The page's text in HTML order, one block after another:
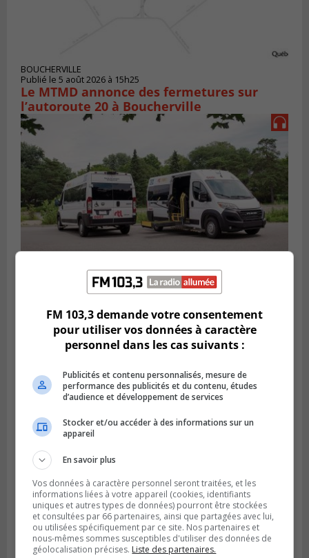
BOUCHERVILLE
Publié le 5 août 2026 à 15h25
Le MTMD annonce des fermetures sur
l’autoroute 20 à Boucherville
VIEUX-LONGUEUIL
Le RTL dévoile sa nouvelle flotte de
transport adapté
BROSSARD
Publié le 31 juillet 2026 à 12h00
Le transport à la demande du RTL prend
de l’expansion à Brossard
FM 103,3 demande votre consentement
pour utiliser vos données à caractère
personnel dans les cas suivants :
Publicités et contenu personnalisés, mesure de
performance des publicités et du contenu, études
d’audience et développement de services
Stocker et/ou accéder à des informations sur un
appareil
En savoir plus
Vos données à caractère personnel seront traitées, et les
informations liées à votre appareil (cookies, identifiants
uniques et autres types de données) pourront être stockées
et consultées par 66 partenaires, ainsi que partagées avec lui,
ou utilisées spécifiquement par ce site. Nos partenaires et
nous-mêmes sommes susceptibles d'utiliser des données de
géolocalisation précises. Liste des partenaires.